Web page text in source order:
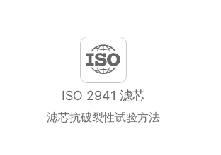
ISO 2941 滤芯
滤芯抗破裂性试验方法